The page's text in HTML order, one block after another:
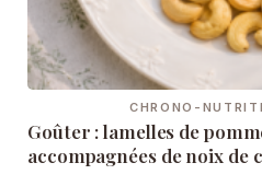
CHRONO-
Goûter : lamelles de
accompagnées de noix de